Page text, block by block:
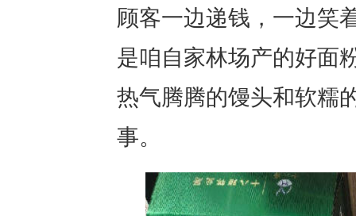
顾客一边递钱，一边笑
是咱自家林场产的好面
热气腾腾的馒头和软糯
事。